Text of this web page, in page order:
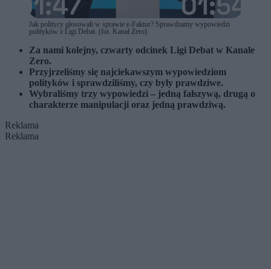
Jak politycy głosowali w sprawie e-Faktur? Sprawdzamy wypowiedzi
polityków z Ligi Debat. (fot. Kanał Zero)
Za nami kolejny, czwarty odcinek Ligi Debat w Kanale
Zero.
Przyjrzeliśmy się najciekawszym wypowiedziom
polityków i sprawdziliśmy, czy były prawdziwe.
Wybraliśmy trzy wypowiedzi – jedną fałszywą, drugą o
charakterze manipulacji oraz jedną prawdziwą.
Reklama
Reklama